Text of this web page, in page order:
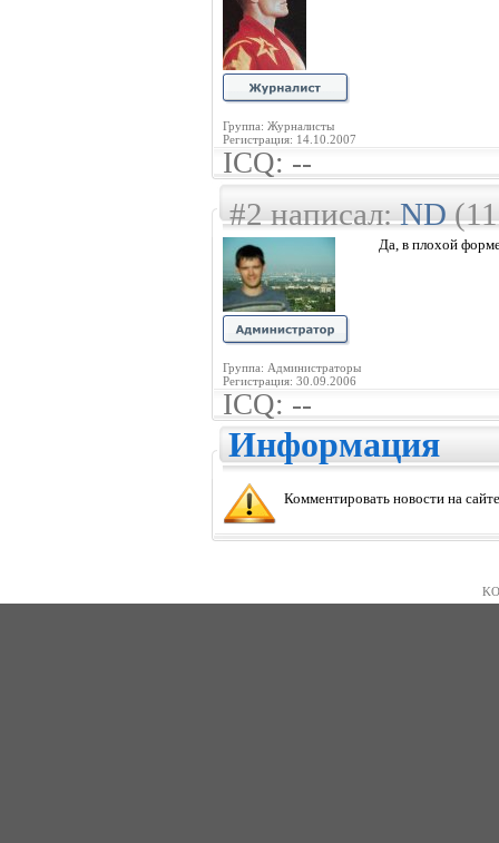
Группа: Журналисты
Регистрация: 14.10.2007
ICQ: --
#2 написал:ND(11
Группа: Администраторы
Регистрация: 30.09.2006
Да, в плохой
ICQ: --
Информация
Комментировать новости на